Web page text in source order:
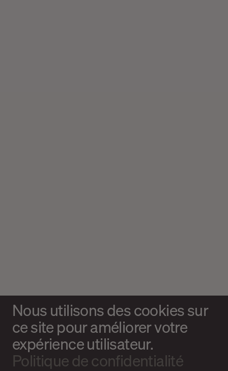
Nous utilisons des cookies sur
ce site pour améliorer votre
expérience utilisateur.
Politique de confidentialité